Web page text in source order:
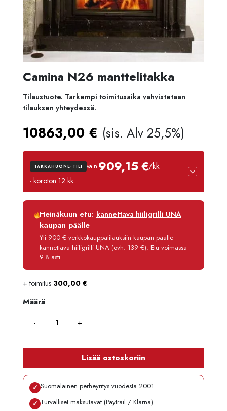
Camina N26 manttelitakka
Tilaustuote. Tarkempi toimitusaika vahvistetaan
tilauksen yhteydessä.
10863,00 € (sis. Alv 25,5%)
TAKKAHUONE-TILI vain 909,15 €/kk
· koroton 12 kk
Luottoaika
12 kk
Korko
Käsittelymaksu
3,90 €/kk
Maksettava yhteensä
10 909,80 €
Heinäkuun etu: kannettava hiiligrilli UNA
kaupan päälle
Yli 900 € verkkokauppatilauksiin kaupan päälle
kannettava hiiligrilli UNA (ovh. 139 €). Etu voimassa
9.8 asti.
+ toimitus 300,00 €
Määrä
Määrä
Lisää ostoskoriin
✓ Suomalainen perheyritys vuodesta 2001
✓ Turvalliset maksutavat (Paytrail / Klarna)